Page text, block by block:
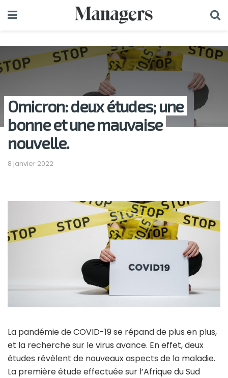
Omicron: deux études; une
bonne et une mauvaise
nouvelle.
8 janvier 2022
La pandémie de COVID-19 se répand de plus en plus,
et la recherche sur le virus avance. En effet, deux
études révèlent de nouveaux aspects de la maladie.
La première étude effectuée sur l’Afrique du Sud